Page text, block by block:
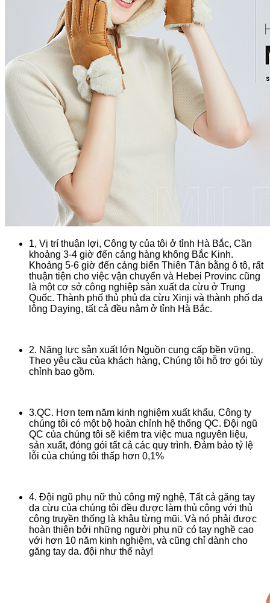
1, Vị trí thuận lợi, Công ty của tôi ở tỉnh Hà Bắc, Cần
khoảng 3-4 giờ đến cảng hàng không Bắc Kinh.
Khoảng 5-6 giờ đến cảng biển Thiên Tân bằng ô tô, rất
thuận tiện cho việc vận chuyển và Hebei Provinc cũng
là một cơ sở công nghiệp sản xuất da cừu ở Trung
Quốc. Thành phố thủ phủ da cừu Xinji và thành phố da
lông Daying, tất cả đều nằm ở tỉnh Hà Bắc.
2. Năng lực sản xuất lớn Nguồn cung cấp bền vững.
Theo yêu cầu của khách hàng, Chúng tôi hỗ trợ gói tùy
chỉnh bao gồm.
3.QC. Hơn tem năm kinh nghiệm xuất khẩu, Công ty
chúng tôi có một bộ hoàn chỉnh hệ thống QC. Đội ngũ
QC của chúng tôi sẽ kiểm tra việc mua nguyên liệu,
sản xuất, đóng gói tất cả các quy trình. Đảm bảo tỷ lệ
lỗi của chúng tôi thấp hơn 0,1%
4. Đội ngũ phụ nữ thủ công mỹ nghệ, Tất cả găng tay
da cừu của chúng tôi đều được làm thủ công với thủ
công truyền thống là khâu từng mũi. Và nó phải được
hoàn thiện bởi những người phụ nữ có tay nghề cao
với hơn 10 năm kinh nghiệm, và cũng chỉ dành cho
găng tay da. đội như thế này!